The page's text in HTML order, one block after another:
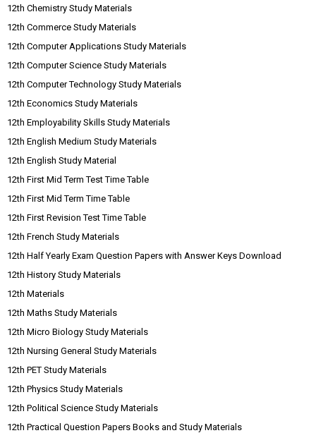
12th Chemistry Study Materials
12th Commerce Study Materials
12th Computer Applications Study Materials
12th Computer Science Study Materials
12th Computer Technology Study Materials
12th Economics Study Materials
12th Employability Skills Study Materials
12th English Medium Study Materials
12th English Study Material
12th First Mid Term Test Time Table
12th First Mid Term Time Table
12th First Revision Test Time Table
12th French Study Materials
12th Half Yearly Exam Question Papers with Answer Keys Download
12th History Study Materials
12th Materials
12th Maths Study Materials
12th Micro Biology Study Materials
12th Nursing General Study Materials
12th PET Study Materials
12th Physics Study Materials
12th Political Science Study Materials
12th Practical Question Papers Books and Study Materials